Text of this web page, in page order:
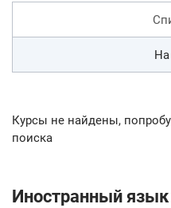
На
Курсы не найдены,
поиска
Иностранный язык